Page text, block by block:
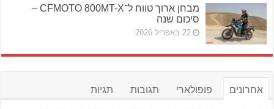
מבחן ארוך טווח ל־CFMOTO 800MT-X –
סיכום שנה
22 באפריל 2026
אחרונים פופולארי תגובות תגיות